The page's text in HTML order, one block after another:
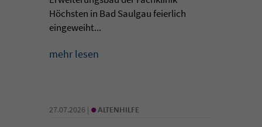
Höchsten in Bad Saulgau feierlich
eingeweiht...
mehr lesen
27.07.2026 | • ALTENHILFE